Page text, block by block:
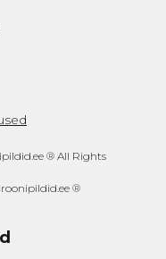
® All Rights
®